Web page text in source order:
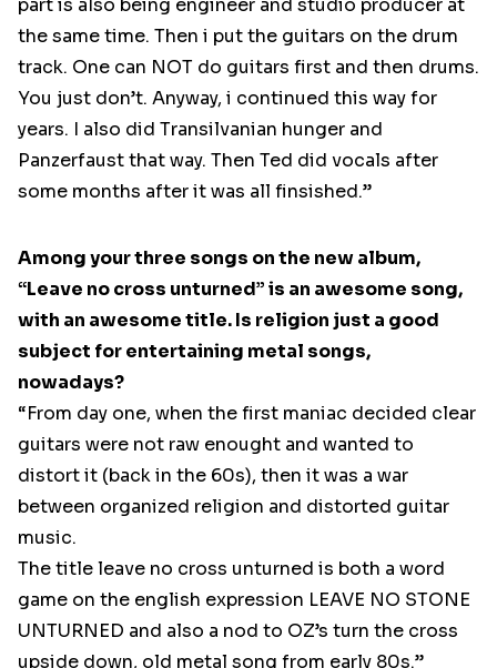
part is also being engineer and studio producer at
the same time. Then i put the guitars on the drum
track. One can NOT do guitars first and then drums.
You just don’t. Anyway, i continued this way for
years. I also did Transilvanian hunger and
Panzerfaust that way. Then Ted did vocals after
some months after it was all finsished.”
Among your three songs on the new album,
“Leave no cross unturned” is an awesome song,
with an awesome title. Is religion just a good
subject for entertaining metal songs,
nowadays?
“From day one, when the first maniac decided clear
guitars were not raw enought and wanted to
distort it (back in the 60s), then it was a war
between organized religion and distorted guitar
music.
The title leave no cross unturned is both a word
game on the english expression LEAVE NO STONE
UNTURNED and also a nod to OZ’s turn the cross
upside down, old metal song from early 80s.”